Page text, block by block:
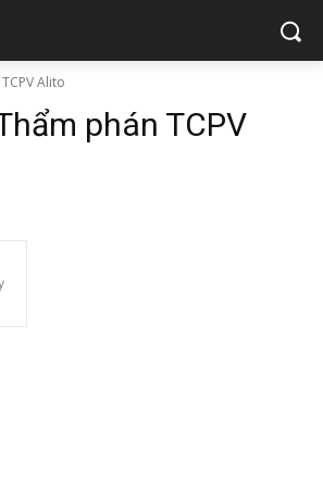
Alito
phán TCPV